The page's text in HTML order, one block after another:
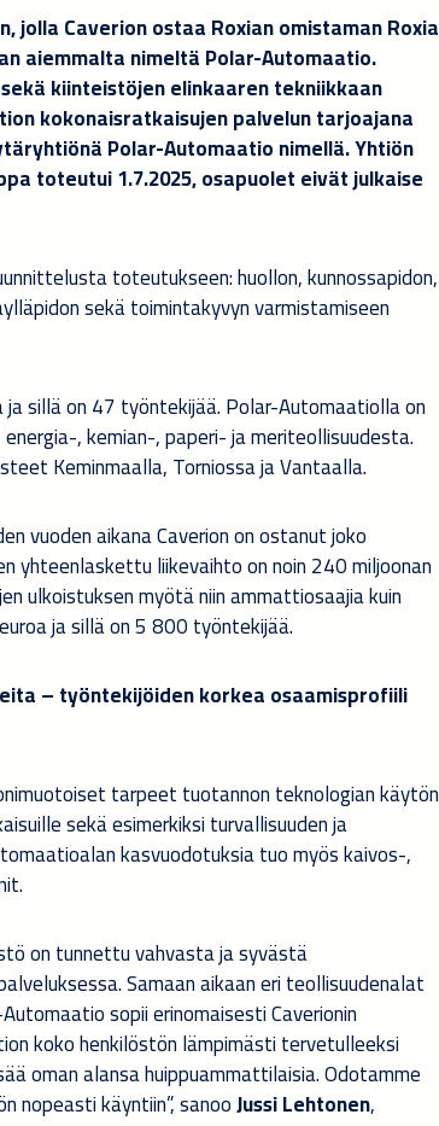
jolla Caverion ostaa Roxian omistaman Roxia
aiemmalta nimeltä Polar-Automaatio.
kiinteistöjen elinkaaren tekniikkaan
kokonaisratkaisujen palvelun tarjoajana
Polar-Automaatio nimellä. Yhtiön
toteutui 1.7.2025, osapuolet eivät julkaise
toteutukseen: huollon, kunnossapidon,
sekä toimintakyvyn varmistamiseen
sillä on 47 työntekijää. Polar-Automaatiolla on
, kemian-, paperi- ja meriteollisuudesta.
Keminmaalla, Torniossa ja Vantaalla.
vuoden aikana Caverion on ostanut joko
yhteenlaskettu liikevaihto on noin 240 miljoonan
ulkoistuksen myötä niin ammattiosaajia kuin
ja sillä on 5 800 työntekijää.
– työntekijöiden korkea osaamisprofiili
tarpeet tuotannon teknologian käytön
sekä esimerkiksi turvallisuuden ja
kasvuodotuksia tuo myös kaivos-,
on tunnettu vahvasta ja syvästä
Samaan aikaan eri teollisuudenalat
sopii erinomaisesti Caverionin
koko henkilöstön lämpimästi tervetulleeksi
oman alansa huippuammattilaisia. Odotamme
nopeasti käyntiin”, sanooJussi Lehtonen,